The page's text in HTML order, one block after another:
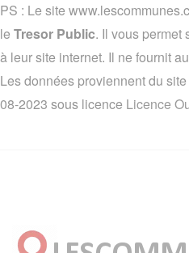
PS : Le site
le Tresor Public. Il vous permet
à leur site internet. Il ne fournit
Les données proviennent du
08-2023 sous licence Licence